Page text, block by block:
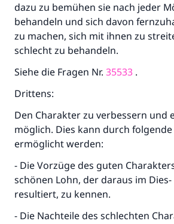
dazu zu bemühen sie nach jeder
behandeln und sich davon
zu machen, sich mit ihnen zu
schlecht zu behandeln.
Siehe die Fragen Nr. 35533 .
Drittens:
Den Charakter zu verbessern und
möglich. Dies kann durch folgende
ermöglicht werden:
- Die Vorzüge des guten
schönen Lohn, der daraus im Dies-
resultiert, zu kennen.
- Die Nachteile des schlechten